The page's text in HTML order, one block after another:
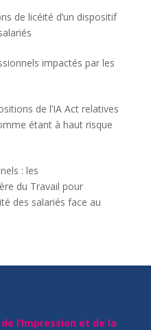
de licéité d’un dispositif
impactés par les
de l’IA Act relatives
étant à haut risque
: les
du Travail pour
des salariés face au
l’Impression et de la